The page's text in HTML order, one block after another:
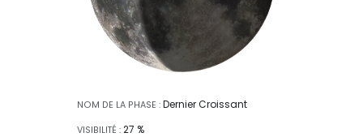
NOM DE LA PHASE : Dernier Croissant
VISIBILITÉ : 27 %